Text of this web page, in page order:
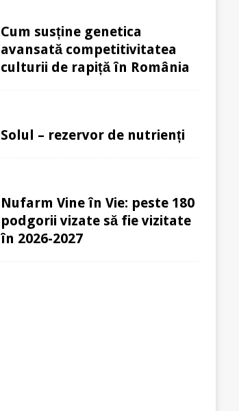
Cum susține genetica
avansată competitivitatea
culturii de rapiță în România
Solul – rezervor de nutrienți
Nufarm Vine în Vie: peste 180
podgorii vizate să fie vizitate
în 2026-2027